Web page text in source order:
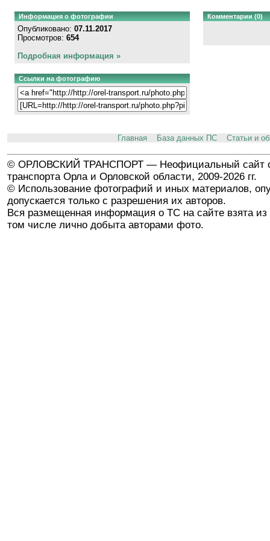
Информация о фотографии
Опубликовано: 07.11.2017
Просмотров: 654
Подробная информация »
Ссылки на фотографию
Комментарии (0)
Главная База данных ПС Статьи и
© ОРЛОВСКИЙ ТРАНСПОРТ — Неофициальный сайт
транспорта Орла и Орловской области, 2009-2026 гг.
© Использование фотографий и иных материалов,
допускается только с разрешения их авторов.
Вся размещенная информация о ТС на сайте взята из
том числе лично добыта авторами фото.